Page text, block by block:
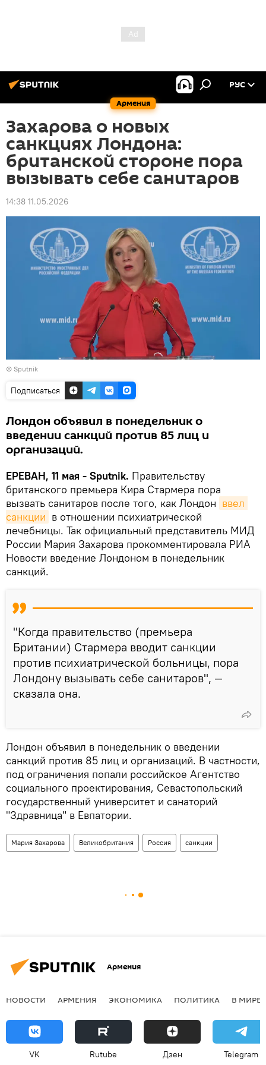
Армения
РУС
Захарова о новых
санкциях Лондона:
британской стороне пора
вызывать себе санитаров
14:38 11.05.2026
© Sputnik
Подписаться
Лондон объявил в понедельник о
введении санкций против 85 лиц и
организаций.
ЕРЕВАН, 11 мая - Sputnik. Правительству
британского премьера Кира Стармера пора
вызвать санитаров после того, как Лондон ввел
санкции в отношении психиатрической
лечебницы. Так официальный представитель МИД
России Мария Захарова прокомментировала РИА
Новости введение Лондоном в понедельник
санкций.
"Когда правительство (премьера
Британии) Стармера вводит санкции
против психиатрической больницы, пора
Лондону вызывать себе санитаров", —
сказала она.
Лондон объявил в понедельник о введении
санкций против 85 лиц и организаций. В частности,
под ограничения попали российское Агентство
социального проектирования, Севастопольский
государственный университет и санаторий
"Здравница" в Евпатории.
Мария Захарова Великобритания Россия санкции
Армения
НОВОСТИ АРМЕНИЯ ЭКОНОМИКА ПОЛИТИКА В МИРЕ
VK Rutube Дзен Telegram